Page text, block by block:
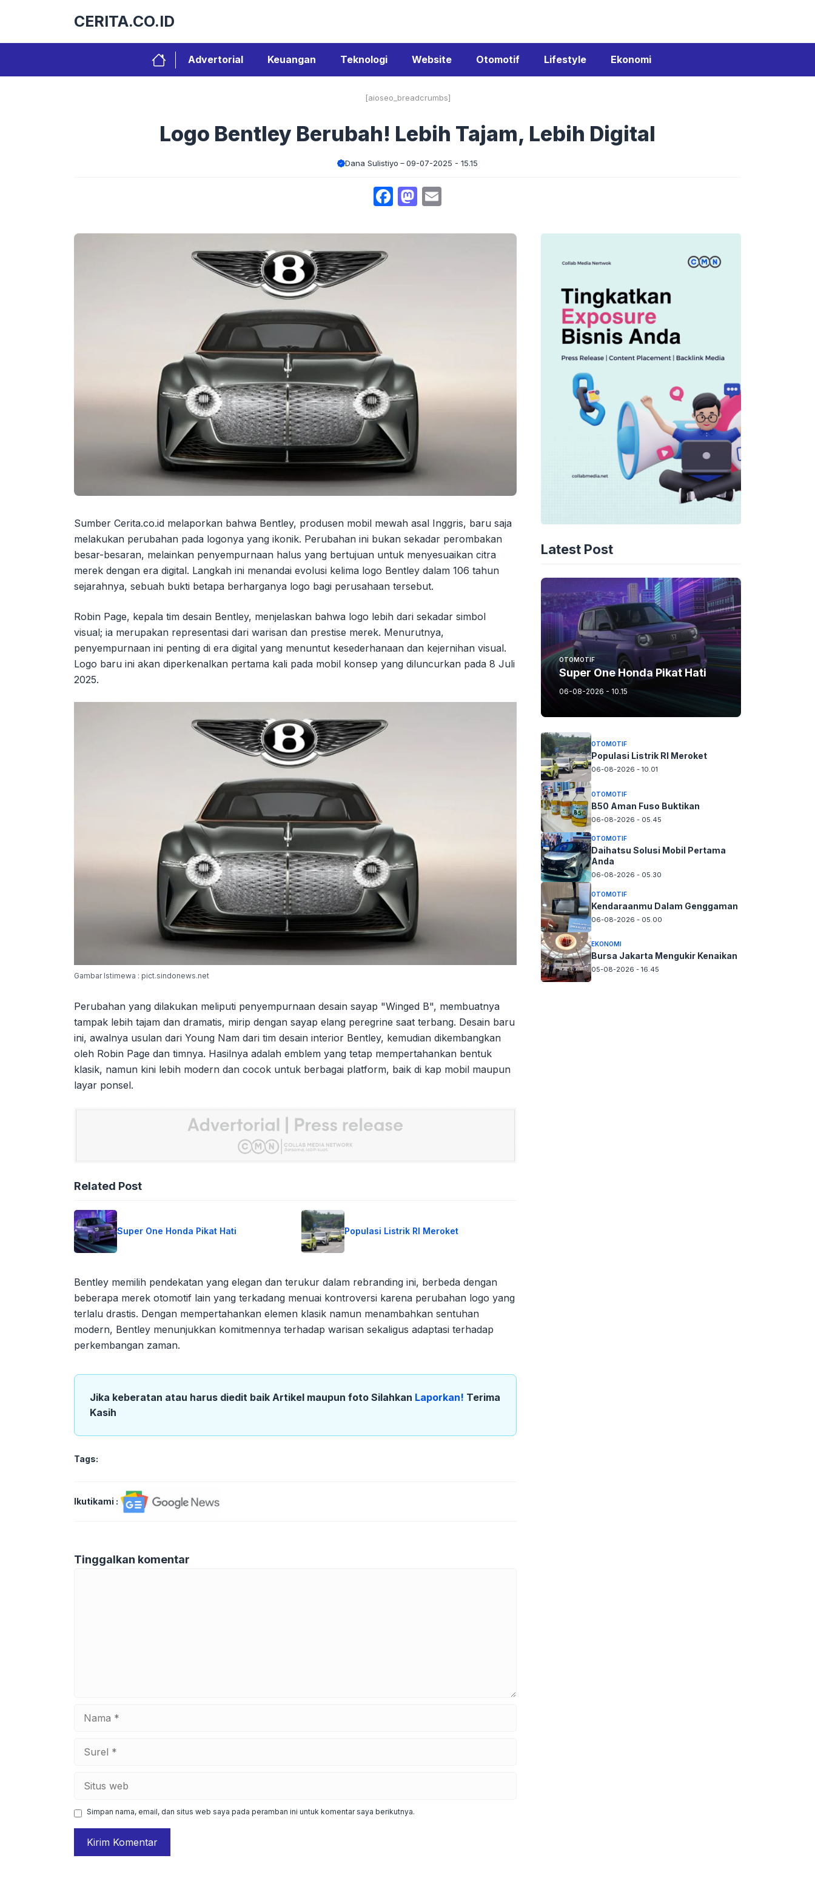
CERITA.CO.ID
Advertorial Keuangan Teknologi Website Otomotif Lifestyle Ekonomi
[aioseo_breadcrumbs]
Logo Bentley Berubah! Lebih Tajam, Lebih Digital
Dana Sulistiyo 09-07-2025 - 15.15
Facebook
Mastodon
Sumber Cerita.co.id melaporkan bahwa Bentley, produsen mobil mewah asal Inggris, baru saja
melakukan perubahan pada logonya yang ikonik. Perubahan ini bukan sekadar perombakan
besar-besaran, melainkan penyempurnaan halus yang bertujuan untuk menyesuaikan citra
merek dengan era digital. Langkah ini menandai evolusi kelima logo Bentley dalam 106 tahun
sejarahnya, sebuah bukti betapa berharganya logo bagi perusahaan tersebut.
Robin Page, kepala tim desain Bentley, menjelaskan bahwa logo lebih dari sekadar simbol
visual; ia merupakan representasi dari warisan dan prestise merek. Menurutnya,
penyempurnaan ini penting di era digital yang menuntut kesederhanaan dan kejernihan visual.
Logo baru ini akan diperkenalkan pertama kali pada mobil konsep yang diluncurkan pada 8 Juli
2025.
Gambar Istimewa : pict.sindonews.net
Perubahan yang dilakukan meliputi penyempurnaan desain sayap "Winged B", membuatnya
tampak lebih tajam dan dramatis, mirip dengan sayap elang peregrine saat terbang. Desain baru
ini, awalnya usulan dari Young Nam dari tim desain interior Bentley, kemudian dikembangkan
oleh Robin Page dan timnya. Hasilnya adalah emblem yang tetap mempertahankan bentuk
klasik, namun kini lebih modern dan cocok untuk berbagai platform, baik di kap mobil maupun
layar ponsel.
Related Post
Super One Honda Pikat Hati Populasi Listrik RI Meroket
Bentley memilih pendekatan yang elegan dan terukur dalam rebranding ini, berbeda dengan
beberapa merek otomotif lain yang terkadang menuai kontroversi karena perubahan logo yang
terlalu drastis. Dengan mempertahankan elemen klasik namun menambahkan sentuhan
modern, Bentley menunjukkan komitmennya terhadap warisan sekaligus adaptasi terhadap
perkembangan zaman.
Jika keberatan atau harus diedit baik Artikel maupun foto Silahkan Laporkan! Terima
Kasih
Tags:
Ikutikami :
Tinggalkan komentar
Simpan nama, email, dan situs web saya pada peramban ini untuk komentar saya berikutnya.
Latest Post
OTOMOTIF
Super One Honda Pikat Hati
06-08-2026 - 10.15
OTOMOTIF
Populasi Listrik RI Meroket
06-08-2026 - 10.01
OTOMOTIF
B50 Aman Fuso Buktikan
06-08-2026 - 05.45
OTOMOTIF
Daihatsu Solusi Mobil Pertama
Anda
06-08-2026 - 05.30
OTOMOTIF
Kendaraanmu Dalam Genggaman
06-08-2026 - 05.00
EKONOMI
Bursa Jakarta Mengukir Kenaikan
05-08-2026 - 16.45